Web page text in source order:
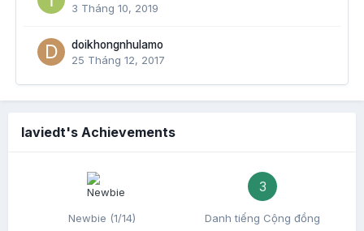
3 Tháng 10, 2019
doikhongnhulamo
25 Tháng 12, 2017
laviedt's Achievements
Newbie (1/14)
3
Danh tiếng Cộng đồng